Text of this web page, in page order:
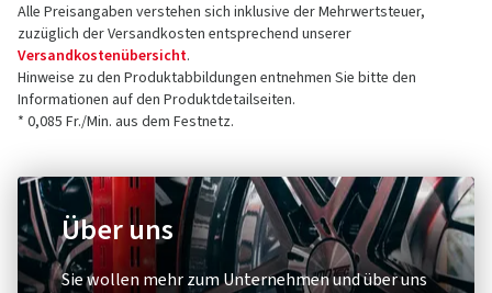
Alle Preisangaben verstehen sich inklusive der Mehrwertsteuer,
zuzüglich der Versandkosten entsprechend unserer
Versandkostenübersicht.
Hinweise zu den Produktabbildungen entnehmen Sie bitte den
Informationen auf den Produktdetailseiten.
* 0,085 Fr./Min. aus dem Festnetz.
Über uns
Sie wollen mehr zum Unternehmen und über uns